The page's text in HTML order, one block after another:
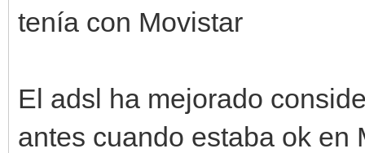
tenía con Movistar
El adsl ha mejorado
antes cuando estaba ok